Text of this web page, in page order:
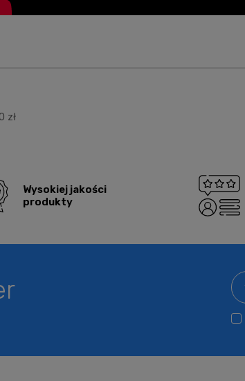
zł
Wysokiej jakości
produkty